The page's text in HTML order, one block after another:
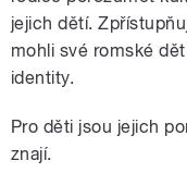
jejich dětí.
mohli své romské
identity.
Pro děti jsou jejich
znají.